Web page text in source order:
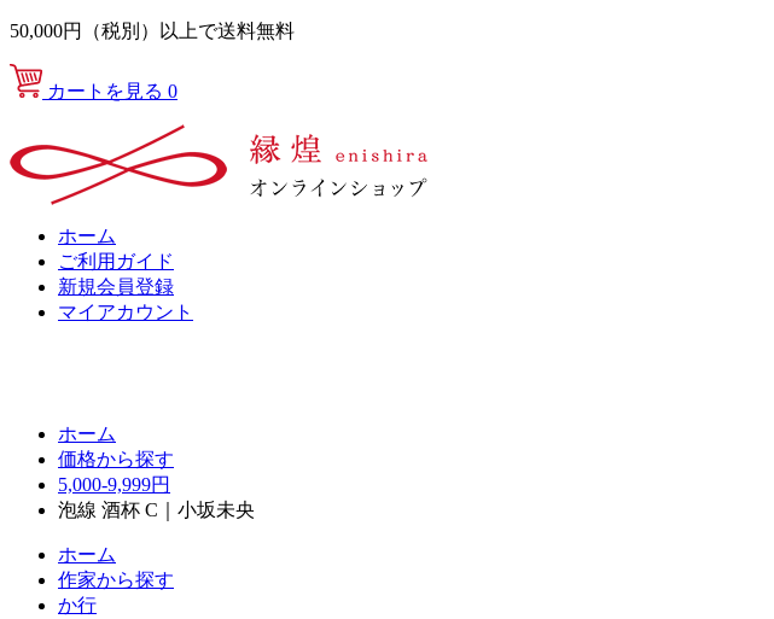
50,000円（税別）以上で送料無料
カートを見る 0
ホーム
ご利用ガイド
新規会員登録
マイアカウント
ホーム
価格から探す
5,000-9,999円
泡線 酒杯 C｜小坂未央
ホーム
作家から探す
か行